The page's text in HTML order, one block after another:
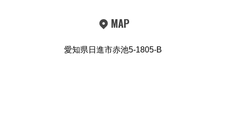
MAP
愛知県日進市赤池5-1805-B